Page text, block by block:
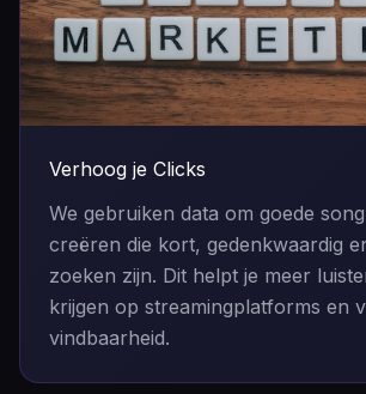
Verhoog je Clicks
We gebruiken data om goede
creëren die kort, gedenkwaardig
zoeken zijn. Dit helpt je meer
krijgen op streamingplatforms en
vindbaarheid.